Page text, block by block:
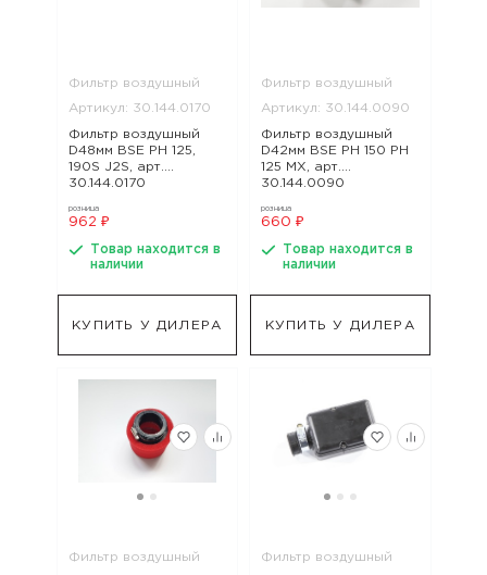
Фильтр воздушный
Артикул: 30.144.0170
Фильтр воздушный
D48мм BSE PH 125,
190S J2S, арт.
30.144.0170
розница
962 ₽
Товар находится в
наличии
КУПИТЬ У ДИЛЕРА
Фильтр воздушный
Артикул: 30.144.0090
Фильтр воздушный
D42мм BSE PH 150 PH
125 MX, арт.
30.144.0090
розница
660 ₽
Товар находится в
наличии
КУПИТЬ У ДИЛЕРА
Фильтр воздушный Фильтр воздушный